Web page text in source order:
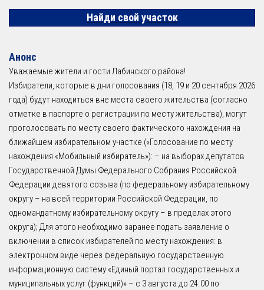
Найди свой участок
Анонс
Уважаемые жители и гости Лабинского района!
Избиратели, которые в дни голосования (18, 19 и 20 сентября 2026
года) будут находиться вне места своего жительства (согласно
отметке в паспорте о регистрации по месту жительства), могут
проголосовать по месту своего фактического нахождения на
ближайшем избирательном участке («Голосование по месту
нахождения «Мобильный избиратель»): – на выборах депутатов
Государственной Думы Федерального Собрания Российской
Федерации девятого созыва (по федеральному избирательному
округу – на всей территории Российской Федерации, по
одномандатному избирательному округу – в пределах этого
округа); Для этого необходимо заранее подать заявление о
включении в список избирателей по месту нахождения: в
электронном виде через федеральную государственную
информационную систему «Единый портал государственных и
муниципальных услуг (функций)» – с 3 августа до 24.00 по